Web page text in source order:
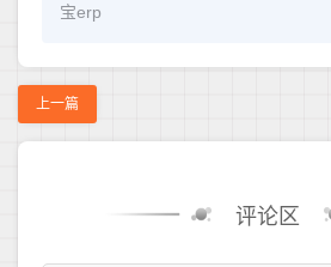
宝erp
上一篇
评论区